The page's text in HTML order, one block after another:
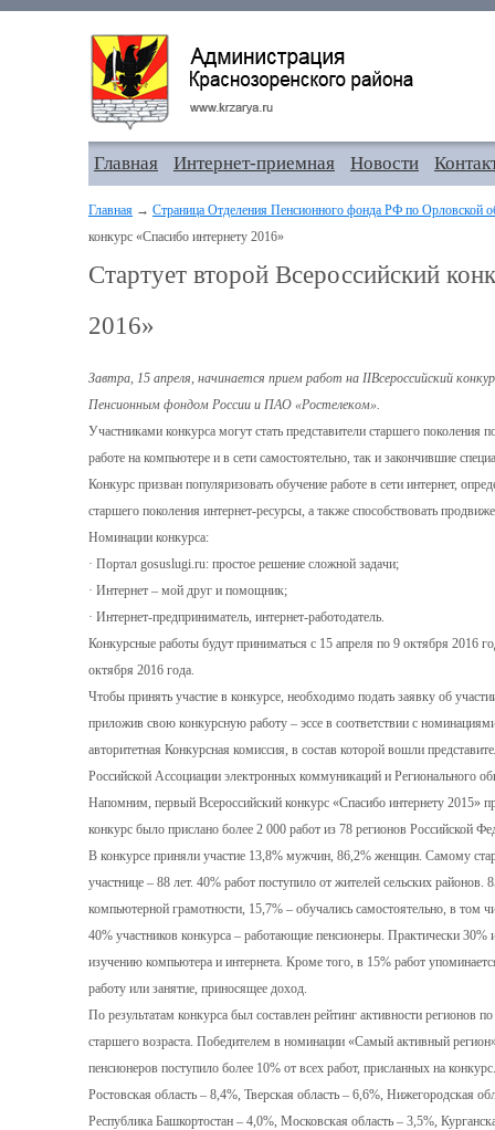
Главная Интернет-приемная Новости
Главная → Страница Отделения Пенсионного фонда РФ по Орловской
конкурс «Спасибо интернету 2016»
Стартует второй Всероссийский
2016»
Завтра, 15 апреля, начинается прием работ на IIВсероссийский
Пенсионным фондом России и ПАО «Ростелеком».
Участниками конкурса могут стать представители старшего поколения
работе на компьютере и в сети самостоятельно, так и закончившие
Конкурс призван популяризовать обучение работе в сети интернет,
старшего поколения интернет-ресурсы, а также способствовать
Номинации конкурса:
· Портал gosuslugi.ru: простое решение сложной задачи;
· Интернет – мой друг и помощник;
· Интернет-предприниматель, интернет-работодатель.
Конкурсные работы будут приниматься с 15 апреля по 9 октября 2016
октября 2016 года.
Чтобы принять участие в конкурсе, необходимо подать заявку об
приложив свою конкурсную работу – эссе в соответствии с
авторитетная Конкурсная комиссия, в состав которой вошли
Российской Ассоциации электронных коммуникаций и Регионального
Напомним, первый Всероссийский конкурс «Спасибо интернету 2015»
конкурс было прислано более 2 000 работ из 78 регионов Российской
В конкурсе приняли участие 13,8% мужчин, 86,2% женщин. Самому
участнице – 88 лет. 40% работ поступило от жителей сельских районов.
компьютерной грамотности, 15,7% – обучались самостоятельно, в том
40% участников конкурса – работающие пенсионеры. Практически 30%
изучению компьютера и интернета. Кроме того, в 15% работ
работу или занятие, приносящее доход.
По результатам конкурса был составлен рейтинг активности регионов
старшего возраста. Победителем в номинации «Самый активный
пенсионеров поступило более 10% от всех работ, присланных на
Ростовская область – 8,4%, Тверская область – 6,6%, Нижегородская
Республика Башкортостан – 4,0%, Московская область – 3,5%,